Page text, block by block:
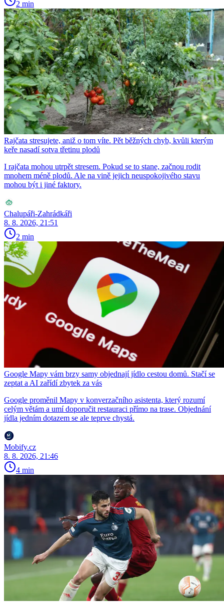
2 min
Rajčata stresujete, aniž o tom víte. Pět běžných chyb, kvůli kterým
keře nasadí sotva třetinu plodů
I rajčata mohou utrpět stresem. Pokud se to stane, začnou rodit
mnohem méně plodů. Ale na vině jejich neuspokojivého stavu
mohou být i jiné faktory.
Chalupáři-Zahrádkáři
8. 8. 2026, 21:51
2 min
Google Mapy vám brzy samy objednají jídlo cestou domů. Stačí se
zeptat a AI zařídí zbytek za vás
Google proměnil Mapy v konverzačního asistenta, který rozumí
celým větám a umí doporučit restauraci přímo na trase. Objednání
jídla jedním dotazem se ale teprve chystá.
Mobify.cz
8. 8. 2026, 21:46
4 min